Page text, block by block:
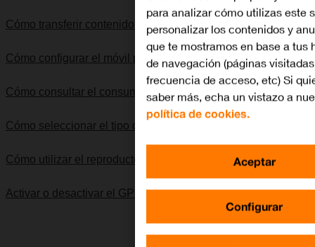
Cómo transferir contenido de otro móvil
Cómo configurar el móvil para internet
Cómo consultar el consumo de datos
Cómo seleccionar el tipo de red
Cómo utilizar el reproductor de música
Activar o desactivar el GPS
para analizar cómo utilizas este
personalizar los contenidos y
que te mostramos en base a tus
de navegación (páginas
frecuencia de acceso, etc) Si
saber más, echa un vistazo a
política de cookies.
Configurar
Aceptar